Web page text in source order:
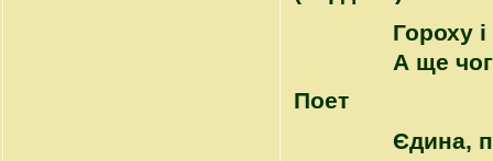
Гороху
А ще
Поет
Єдина,